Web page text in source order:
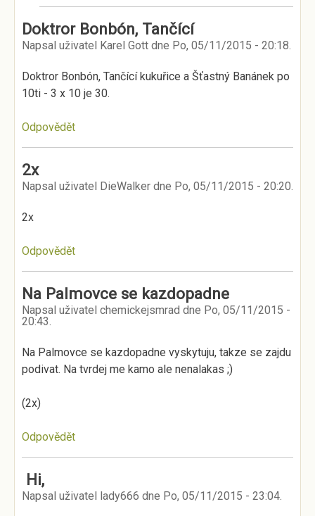
Doktror Bonbón, Tančící
Napsal uživatel Karel Gott dne Po, 05/11/2015 - 20:18.
Doktror Bonbón, Tančící kukuřice a Šťastný Banánek po
10ti - 3 x 10 je 30.
Odpovědět
2x
Napsal uživatel DieWalker dne Po, 05/11/2015 - 20:20.
2x
Odpovědět
Na Palmovce se kazdopadne
Napsal uživatel chemickejsmrad dne Po, 05/11/2015 -
20:43.
Na Palmovce se kazdopadne vyskytuju, takze se zajdu
podivat. Na tvrdej me kamo ale nenalakas ;)
(2x)
Odpovědět
Hi,
Napsal uživatel lady666 dne Po, 05/11/2015 - 23:04.